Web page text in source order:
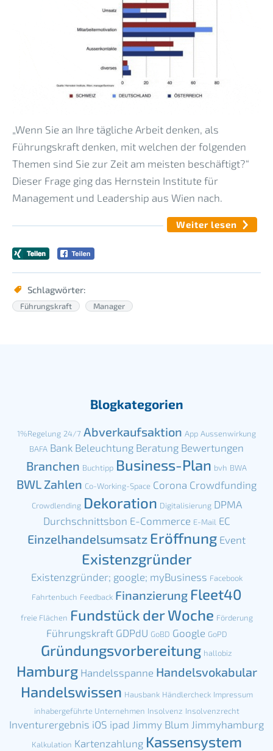
„Wenn Sie an Ihre tägliche Arbeit denken, als
Führungskraft denken, mit welchen der folgenden
Themen sind Sie zur Zeit am meisten beschäftigt?“
Dieser Frage ging das Hernstein Institute für
Management und Leadership aus Wien nach.
Weiter lesen
Schlagwörter:
Führungskraft Manager
Blogkategorien
1%Regelung 24/7 Abverkaufsaktion App Aussenwirkung
BAFA Bank Beleuchtung Beratung Bewertungen
Branchen Buchtipp Business-Plan bvh BWA
BWL Zahlen Co-Working-Space Corona Crowdfunding
Crowdlending Dekoration Digitalisierung DPMA
Durchschnittsbon E-Commerce E-Mail EC
Einzelhandelsumsatz Eröffnung Event
Existenzgründer
Existenzgründer; google; myBusiness Facebook
Fahrtenbuch Feedback Finanzierung Fleet40
freie Flächen Fundstück der Woche Förderung
Führungskraft GDPdU GoBD Google GoPD
Gründungsvorbereitung hallobiz
Hamburg Handelsspanne Handelsvokabular
Handelswissen Hausbank Händlercheck Impressum
inhabergeführte Unternehmen Insolvenz Insolvenzrecht
Inventurergebnis iOS ipad Jimmy Blum Jimmyhamburg
Kalkulation Kartenzahlung Kassensystem